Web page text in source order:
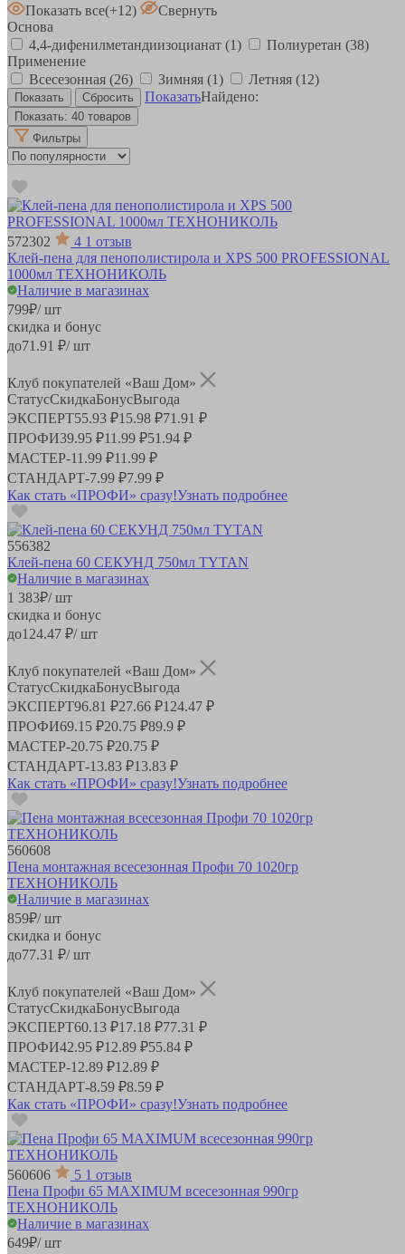
Показать все(+12)
Свернуть
Основа
4,4-дифенилметандиизоцианат (1) Полиуретан (38)
Применение
Всесезонная (26) Зимняя (1) Летняя (12)
ПоказатьНайдено:
Показать: 40 товаров
Фильтры
572302 4 1 отзыв
Клей-пена для пенополистирола и XPS 500 PROFESSIONAL
1000мл ТЕХНОНИКОЛЬ
Наличие в магазинах
799₽/ шт
скидка и бонус
до71.91 ₽/ шт
Клуб покупателей «Ваш Дом»
СтатусСкидкаБонусВыгода
ЭКСПЕРТ55.93 ₽15.98 ₽71.91 ₽
ПРОФИ39.95 ₽11.99 ₽51.94 ₽
МАСТЕР-11.99 ₽11.99 ₽
СТАНДАРТ-7.99 ₽7.99 ₽
Как стать «ПРОФИ» сразу!Узнать подробнее
556382
Клей-пена 60 СЕКУНД 750мл TYTAN
Наличие в магазинах
1 383₽/ шт
скидка и бонус
до124.47 ₽/ шт
Клуб покупателей «Ваш Дом»
СтатусСкидкаБонусВыгода
ЭКСПЕРТ96.81 ₽27.66 ₽124.47 ₽
ПРОФИ69.15 ₽20.75 ₽89.9 ₽
МАСТЕР-20.75 ₽20.75 ₽
СТАНДАРТ-13.83 ₽13.83 ₽
Как стать «ПРОФИ» сразу!Узнать подробнее
560608
Пена монтажная всесезонная Профи 70 1020гр
ТЕХНОНИКОЛЬ
Наличие в магазинах
859₽/ шт
скидка и бонус
до77.31 ₽/ шт
Клуб покупателей «Ваш Дом»
СтатусСкидкаБонусВыгода
ЭКСПЕРТ60.13 ₽17.18 ₽77.31 ₽
ПРОФИ42.95 ₽12.89 ₽55.84 ₽
МАСТЕР-12.89 ₽12.89 ₽
СТАНДАРТ-8.59 ₽8.59 ₽
Как стать «ПРОФИ» сразу!Узнать подробнее
560606 5 1 отзыв
Пена Профи 65 MAXIMUM всесезонная 990гр
ТЕХНОНИКОЛЬ
Наличие в магазинах
649₽/ шт